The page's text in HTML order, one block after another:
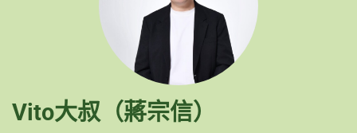
Vito大叔（蔣宗信）